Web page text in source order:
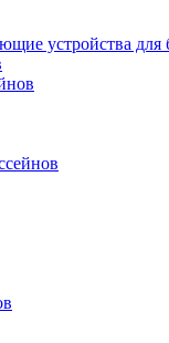
устройства для